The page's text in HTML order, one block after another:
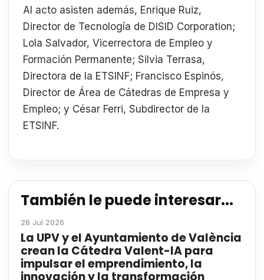
Al acto asisten además, Enrique Ruiz,
Director de Tecnología de DISID Corporation;
Lola Salvador, Vicerrectora de Empleo y
Formación Permanente; Silvia Terrasa,
Directora de la ETSINF; Francisco Espinós,
Director de Área de Cátedras de Empresa y
Empleo; y César Ferri, Subdirector de la
ETSINF.
También le puede interesar...
28 Jul 2026
La UPV y el Ayuntamiento de València
crean la Cátedra Valent-IA para
impulsar el emprendimiento, la
innovación y la transformación